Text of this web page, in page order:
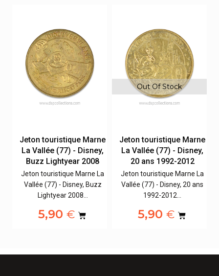
Jeton touristique Marne
La Vallée (77) - Disney,
Buzz Lightyear 2008
Jeton touristique Marne La
Vallée (77) - Disney, Buzz
Lightyear 2008…
5,90 €
Out Of Stock
Jeton touristique Marne
La Vallée (77) - Disney,
20 ans 1992-2012
Jeton touristique Marne La
Vallée (77) - Disney, 20 ans
1992-2012…
5,90 €